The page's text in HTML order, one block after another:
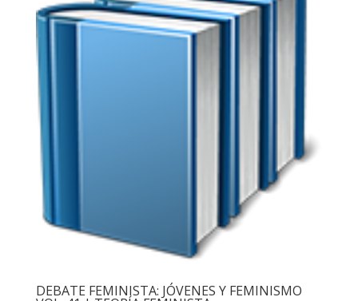
DEBATE FEMINISTA: JÓVENES Y FEMINISMO